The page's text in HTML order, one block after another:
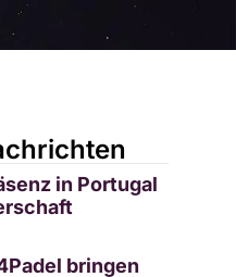
in Portugal
bringen